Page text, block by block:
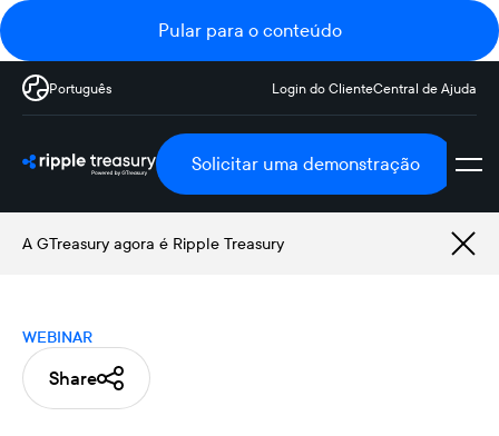
Pular para o conteúdo
Português Login do ClienteCentral de Ajuda
Solicitar uma demonstração
A GTreasury agora é Ripple Treasury
WEBINAR
Share